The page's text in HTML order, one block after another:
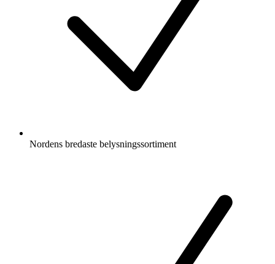
Nordens bredaste belysningssortiment